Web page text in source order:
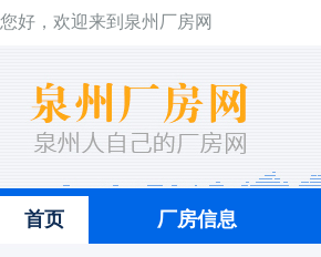
您好，欢迎来到泉州厂房网
首页 厂房信息